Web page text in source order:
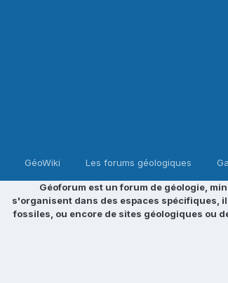
GéoWiki Les forums géologiques
Géoforum est un forum de géologie,
s'organisent dans des espaces spécifiques,
fossiles, ou encore de sites géologiques ou